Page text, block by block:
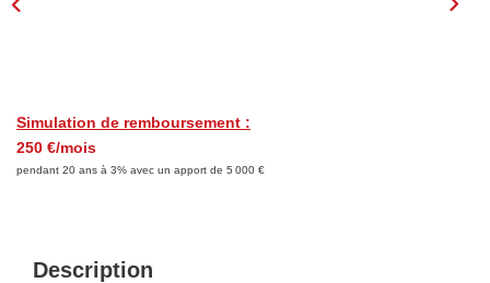
Confiez-Nous La Recherche De Votre Location
Simulation de remboursement :
250 €/mois
pendant 20 ans à 3% avec un apport de 5 000 €
Description